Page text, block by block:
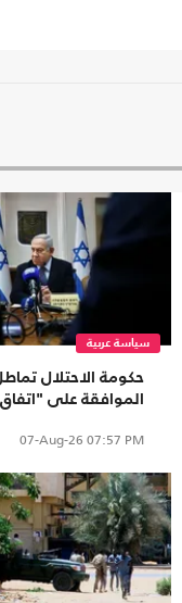
سياسة عربية
حكومة الاحتلال
الموافقة على
07-Aug-26 07:57 PM